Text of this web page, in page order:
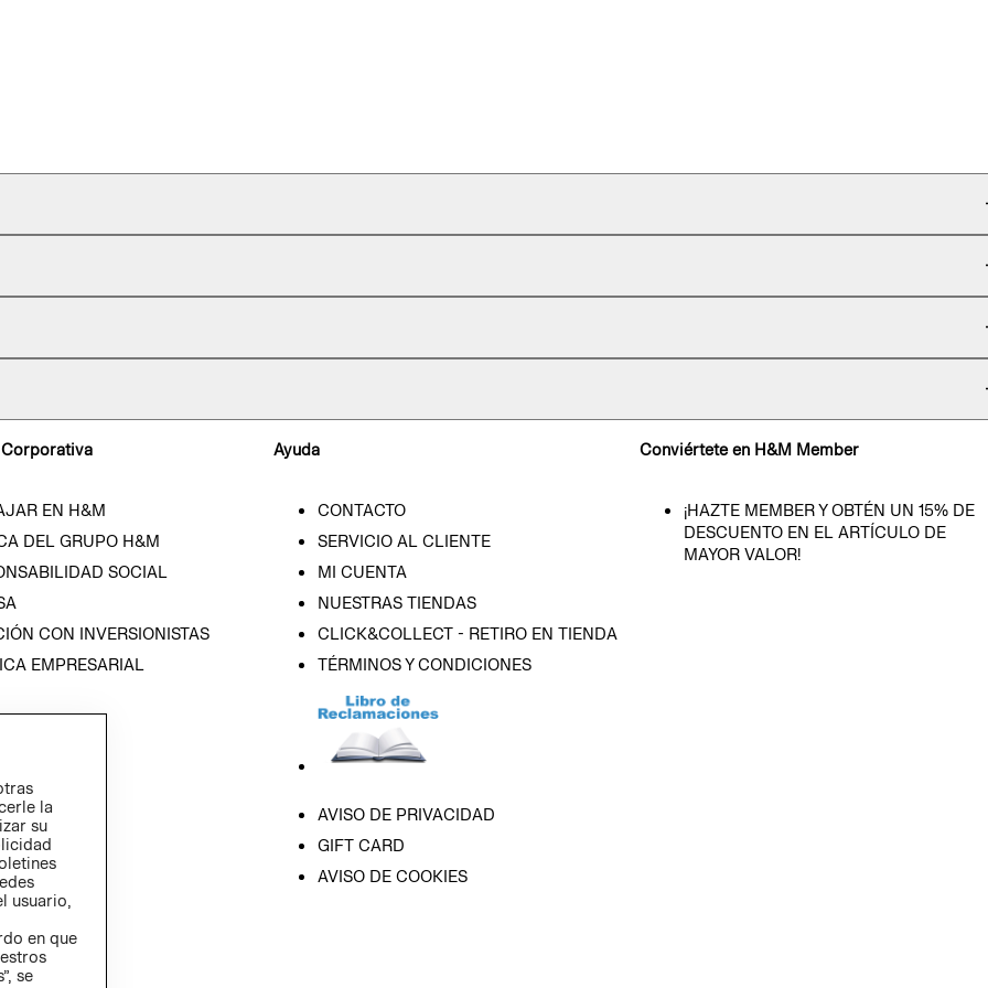
EN H&M
DEL GRUPO H&M
SOCIAL
CON INVERSIONISTAS
EMPRESARIAL
Ayuda
CONTACTO
SERVICIO AL CLIENTE
MI CUENTA
NUESTRAS TIENDAS
CLICK&COLLECT - RETIRO EN TIENDA
TÉRMINOS Y CONDICIONES
AVISO DE PRIVACIDAD
GIFT CARD
AVISO DE COOKIES
Conviértete en H&M Member
¡HAZTE MEMBER Y OBTÉN UN 15% DE
DESCUENTO EN EL ARTÍCULO DE
MAYOR VALOR!
la
su
usuario,
en que
se